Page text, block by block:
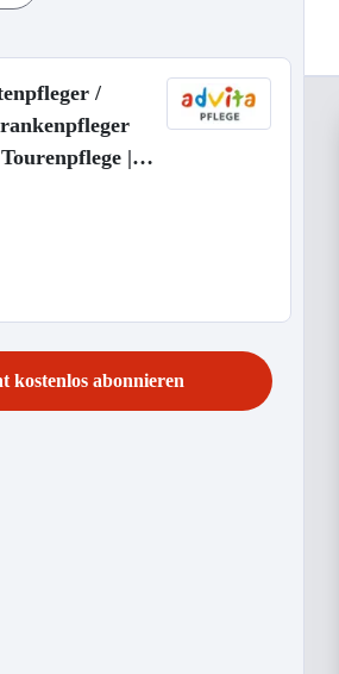
/
|
Leipzig
kostenlos abonnieren